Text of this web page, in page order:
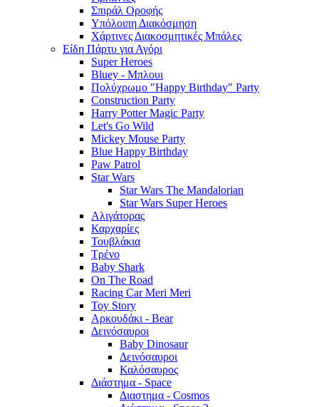
Σπιράλ Οροφής
Υπόλοιπη Διακόσμηση
Χάρτινες Διακοσμητικές Μπάλες
Είδη Πάρτυ για Αγόρι
Super Heroes
Bluey - Μπλουι
Πολύχρωμο "Happy Birthday" Party
Construction Party
Harry Potter Magic Party
Let's Go Wild
Mickey Mouse Party
Blue Happy Birthday
Paw Patrol
Star Wars
Star Wars The Mandalorian
Star Wars Super Heroes
Αλιγάτορας
Καρχαρίες
Τουβλάκια
Τρένο
Baby Shark
On The Road
Racing Car Meri Meri
Toy Story
Αρκουδάκι - Bear
Δεινόσαυροι
Baby Dinosaur
Δεινόσαυροι
Καλόσαυρος
Διάστημα - Space
Διαστημα - Cosmos